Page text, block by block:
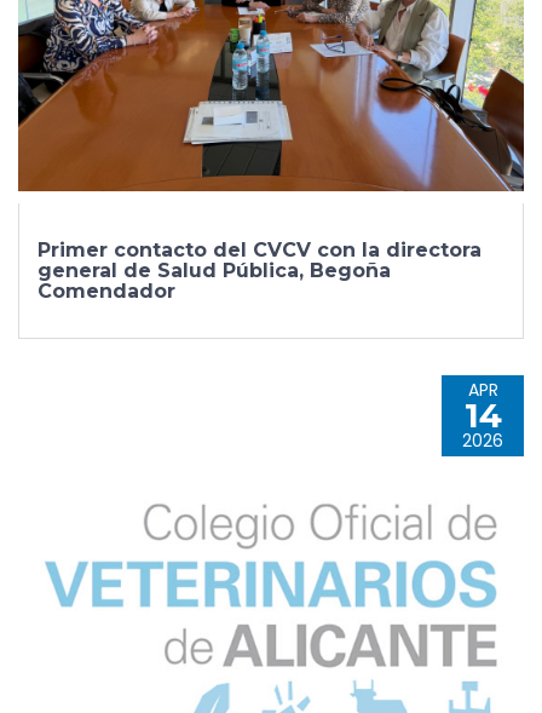
Primer contacto del CVCV con la directora
general de Salud Pública, Begoña
Comendador
APR
14
2026